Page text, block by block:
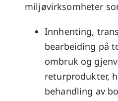
miljøvirksomheter
Innhenting,
bearbeiding på
ombruk og
returprodukter,
behandling av